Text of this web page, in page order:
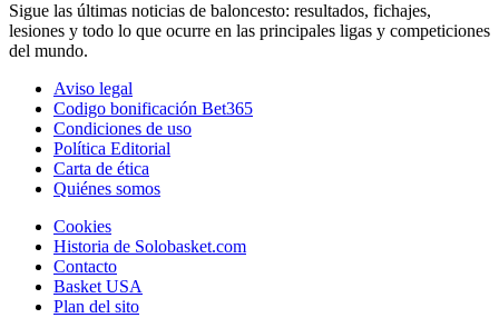
Sigue las últimas noticias de baloncesto: resultados, fichajes,
lesiones y todo lo que ocurre en las principales ligas y competiciones
del mundo.
Aviso legal
Codigo bonificación Bet365
Condiciones de uso
Política Editorial
Carta de ética
Quiénes somos
Cookies
Historia de Solobasket.com
Contacto
Basket USA
Plan del sito